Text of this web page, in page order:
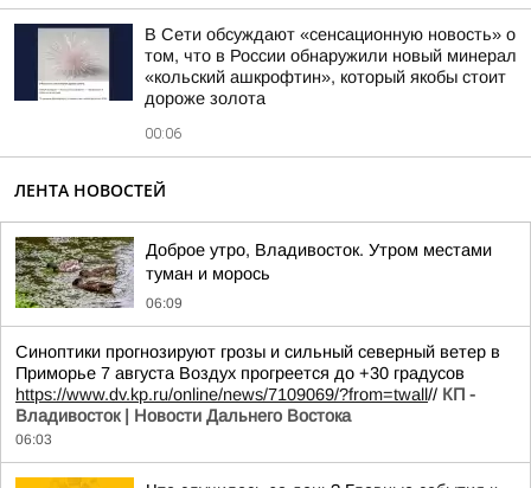
В Сети обсуждают «сенсационную новость» о
том, что в России обнаружили новый минерал
«кольский ашкрофтин», который якобы стоит
дороже золота
00:06
ЛЕНТА НОВОСТЕЙ
Доброе утро, Владивосток. Утром местами
туман и морось
06:09
Синоптики прогнозируют грозы и сильный северный ветер в
Приморье 7 августа Воздух прогреется до +30 градусов
https://www.dv.kp.ru/online/news/7109069/?from=twall// КП -
Владивосток | Новости Дальнего Востока
06:03